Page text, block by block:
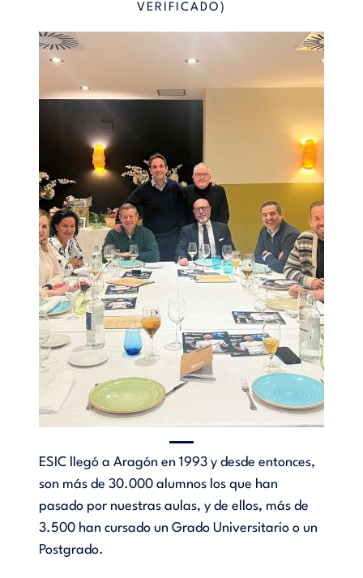
VERIFICADO)
ESIC llegó a Aragón en 1993 y desde entonces,
son más de 30.000 alumnos los que han
pasado por nuestras aulas, y de ellos, más de
3.500 han cursado un Grado Universitario o un
Postgrado.